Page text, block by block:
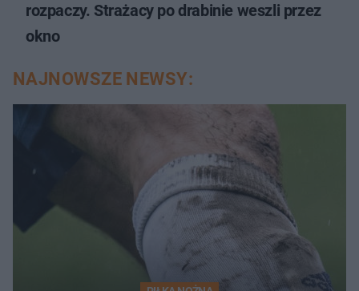
rozpaczy. Strażacy po drabinie weszli przez
okno
NAJNOWSZE NEWSY: